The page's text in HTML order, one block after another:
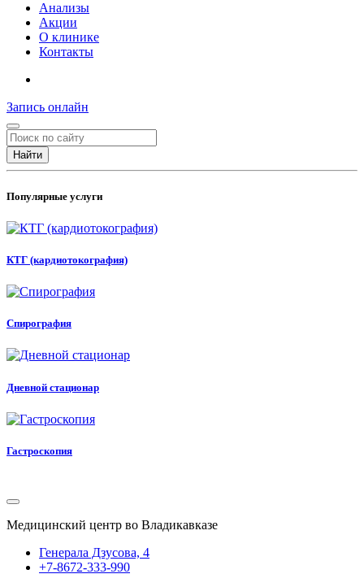
Анализы
Акции
О клинике
Контакты
Запись онлайн
Найти
Популярные услуги
КТГ (кардиотокография)
Спирография
Дневной стационар
Гастроскопия
Медицинский центр во Владикавказе
Генерала Дзусова, 4
+7-8672-333-990